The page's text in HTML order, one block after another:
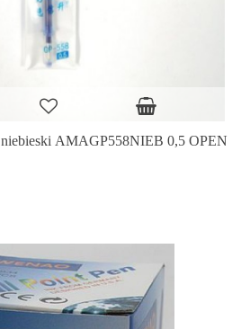
AMAGP558NIEB 0,5 OPEN